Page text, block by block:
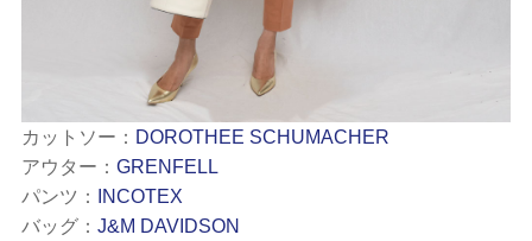
カットソー： DOROTHEE SCHUMACHER
アウター： GRENFELL
パンツ：
INCOTEX
バッグ： J&M DAVIDSON